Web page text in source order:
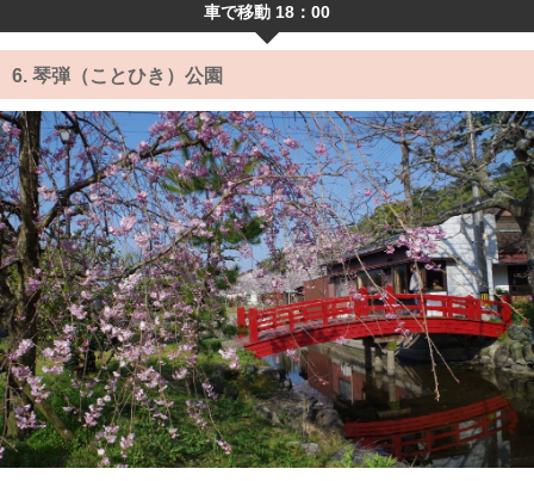
車で移動 18：00
6. 琴弾（ことひき）公園